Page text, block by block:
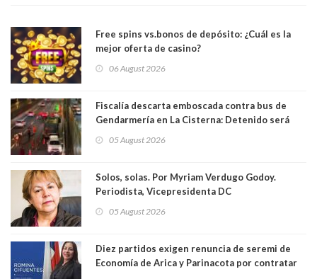
Free spins vs.bonos de depósito: ¿Cuál es la
mejor oferta de casino?
06 August 2026
Fiscalía descarta emboscada contra bus de
Gendarmería en La Cisterna: Detenido será
05 August 2026
Solos, solas. Por Myriam Verdugo Godoy.
Periodista, Vicepresidenta DC
05 August 2026
Diez partidos exigen renuncia de seremi de
Economía de Arica y Parinacota por contratar